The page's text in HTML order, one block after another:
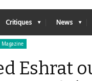
Critiques News
Magazine
Eshrat